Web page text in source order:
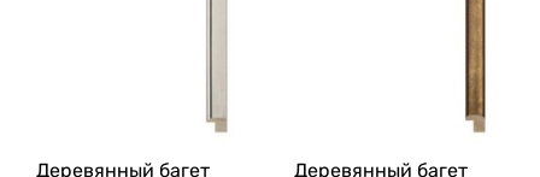
Деревянный багет
Деревянный багет